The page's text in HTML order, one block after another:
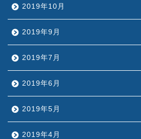
2019年10月
2019年9月
2019年7月
2019年6月
2019年5月
2019年4月